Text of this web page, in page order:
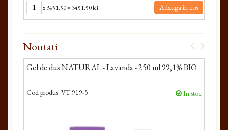
x3451.50= 3451.50 lei Adauga in cos
Noutati
Gel de dus NATURAL - Lavanda - 250 ml 99,1% BIO
Cod produs: VT 919-5 In stoc